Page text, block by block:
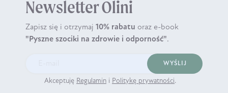
Newsletter Olini
Zapisz się i otrzymaj 10% rabatu oraz e-book
"Pyszne szociki na zdrowie i odporność".
WYŚLIJ
Akceptuję Regulamin i Politykę prywatności.